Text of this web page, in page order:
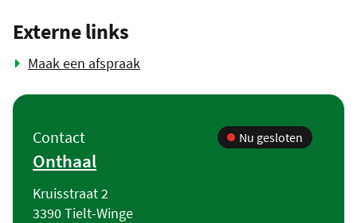
Externe links
Maak een afspraak
Contact
Contact
Onthaal
Nu gesloten
Adres
Kruisstraat 2
,3390Tielt-Winge